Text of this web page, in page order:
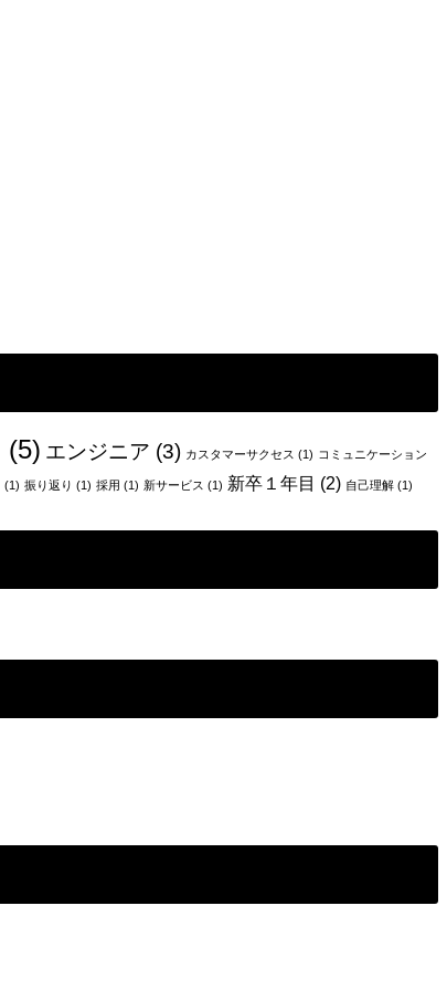
(5) エンジニア (3) カスタマーサクセス (1) コミュニケーション
(1) 振り返り (1) 採用 (1) 新サービス (1) 新卒１年目 (2) 自己理解 (1)